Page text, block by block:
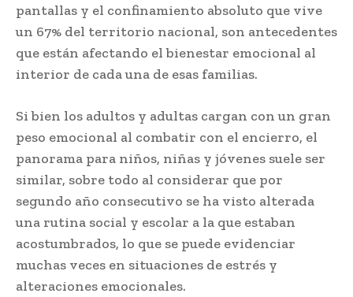
pantallas y el confinamiento absoluto que vive
un 67% del territorio nacional, son antecedentes
que están afectando el bienestar emocional al
interior de cada una de esas familias.
Si bien los adultos y adultas cargan con un gran
peso emocional al combatir con el encierro, el
panorama para niños, niñas y jóvenes suele ser
similar, sobre todo al considerar que por
segundo año consecutivo se ha visto alterada
una rutina social y escolar a la que estaban
acostumbrados, lo que se puede evidenciar
muchas veces en situaciones de estrés y
alteraciones emocionales.